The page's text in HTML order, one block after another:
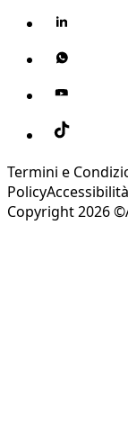
Termini e
PolicyAccessibilità
Copyright 2026